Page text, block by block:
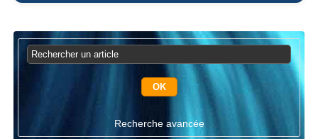
Recherche avancée